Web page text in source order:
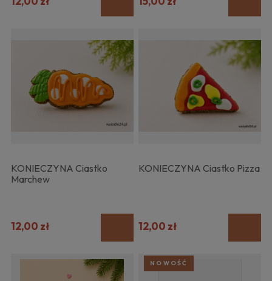
KONIECZYNA Ciastko
Marchew
12,00 zł
KONIECZYNA Ciastko Pizza
12,00 zł
NOWOŚĆ